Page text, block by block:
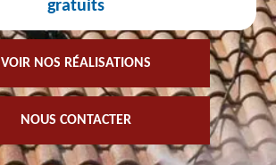
gratuits
VOIR NOS RÉALISATIONS
NOUS CONTACTER